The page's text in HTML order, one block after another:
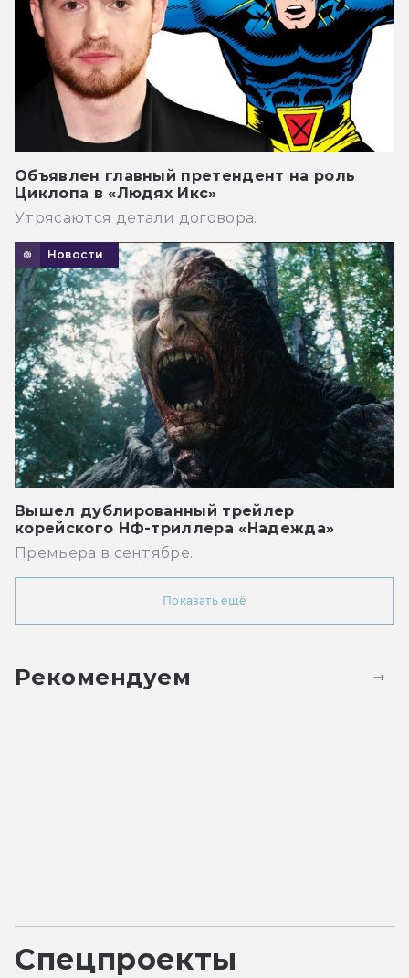
Объявлен главный претендент на роль
Циклопа в «Людях Икс»
Утрясаются детали договора.
Новости
Вышел дублированный трейлер
корейского НФ-триллера «Надежда»
Премьера в сентябре.
Показать ещё
Рекомендуем
Спецпроекты